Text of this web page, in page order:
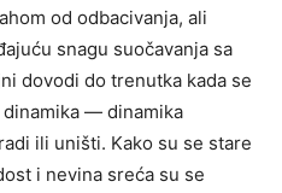
od odbacivanja, ali
snagu suočavanja sa
dovodi do trenutka kada se
dinamika — dinamika
ili uništi. Kako su se stare
i nevina sreća su se